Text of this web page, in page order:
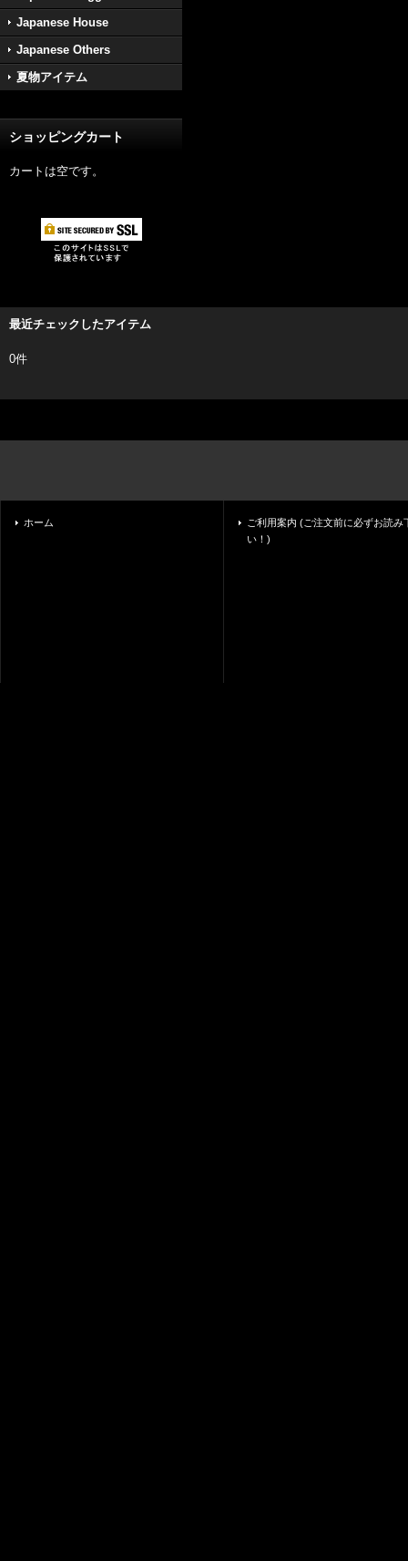
Japanese House
Japanese Others
夏物アイテム
ショッピングカート
カートは空です。
最近チェックしたアイテム
0件
ホーム
ご利用案内 (ご注文前に必ずお読み
い！)